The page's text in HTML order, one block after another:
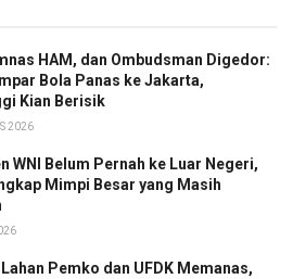
HAM, dan Ombudsman Digedor:
Bola Panas ke Jakarta,
Kian Berisik
2026
WNI Belum Pernah ke Luar Negeri,
Mimpi Besar yang Masih
Pemko dan UFDK Memanas,